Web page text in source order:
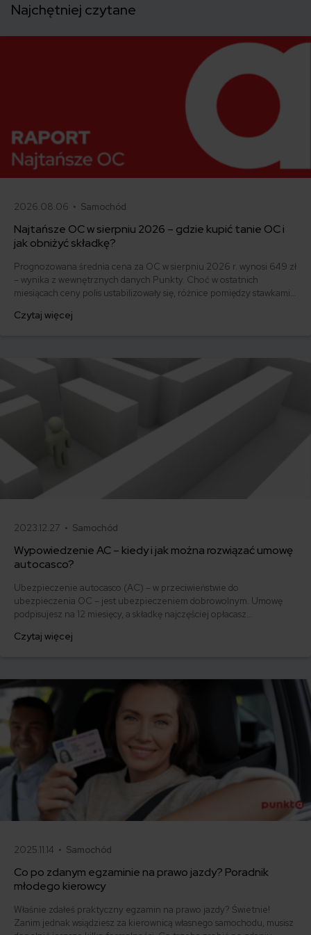
Najchętniej czytane
2026.08.06 • Samochód
Najtańsze OC w sierpniu 2026 – gdzie kupić tanie OC i
jak obniżyć składkę?
Prognozowana średnia cena za OC w sierpniu 2026 r. wynosi 649 zł
– wynika z wewnętrznych danych Punkty. Choć w ostatnich
miesiącach ceny polis ustabilizowały się, różnice pomiędzy stawkami
500 zł, inni – powyżej 1500 zł. Gdzie znaleźć najtańsze OC w Polsce
Czytaj więcej
2023.12.27 • Samochód
Wypowiedzenie AC – kiedy i jak można rozwiązać umowę
autocasco?
Ubezpieczenie autocasco (AC) – w przeciwieństwie do
ubezpieczenia OC – jest ubezpieczeniem dobrowolnym. Umowę
podpisujesz na 12 miesięcy, a składkę najczęściej opłacasz
ofertę lub zdecydowałeś się sprzedać samochód w trakcie trwania
Czytaj więcej
2025.11.14 • Samochód
Co po zdanym egzaminie na prawo jazdy? Poradnik
młodego kierowcy
Właśnie zdałeś praktyczny egzamin na prawo jazdy? Świetnie!
Zanim jednak wsiądziesz za kierownicą własnego samochodu, musisz